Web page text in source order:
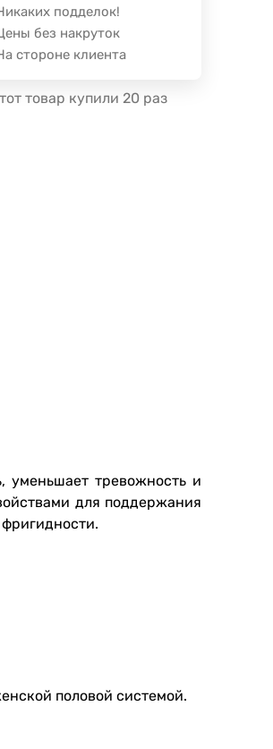
подделок!
без накруток
стороне клиента
товар купили 20 раз
уменьшает тревожность и
для поддержания
половой системой.